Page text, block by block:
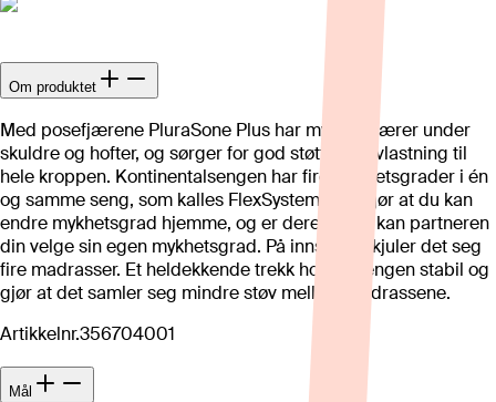
Om produktet
Med posefjærene PluraSone Plus har mykere fjærer under
skuldre og hofter, og sørger for god støtte og avlastning til
hele kroppen. Kontinentalsengen har fire mykhetsgrader i én
og samme seng, som kalles FlexSystem. Det gjør at du kan
endre mykhetsgrad hjemme, og er dere et par kan partneren
din velge sin egen mykhetsgrad. På innsiden skjuler det seg
fire madrasser. Et heldekkende trekk holder sengen stabil og
gjør at det samler seg mindre støv mellom madrassene.
Artikkelnr.356704001
Mål